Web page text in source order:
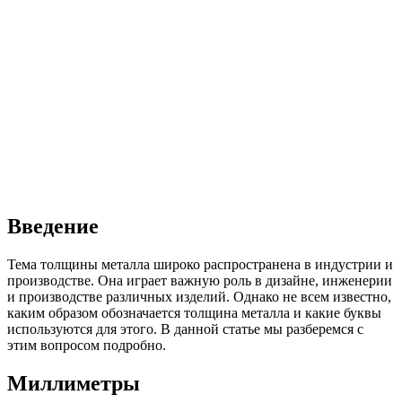
Введение
Тема толщины металла широко распространена в индустрии и
производстве. Она играет важную роль в дизайне, инженерии
и производстве различных изделий. Однако не всем известно,
каким образом обозначается толщина металла и какие буквы
используются для этого. В данной статье мы разберемся с
этим вопросом подробно.
Миллиметры